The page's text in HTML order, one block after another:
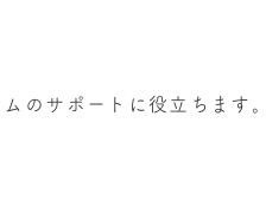
のサポートに役立ちます。